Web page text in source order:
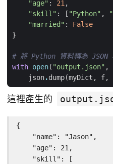
"age" : 21,
"skill" : [ "Python" ,
"married" :
False
}
# 將 Python 資料轉為
with open( "output.json" ,
json.dump(myDict , f,
這裡產生的
{
    "name": "Jason",
    "age": 21,
    "skill": [